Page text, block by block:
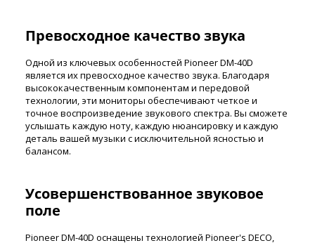
Превосходное качество звука
Одной из ключевых особенностей Pioneer DM-40D
является их превосходное качество звука. Благодаря
высококачественным компонентам и передовой
технологии, эти мониторы обеспечивают четкое и
точное воспроизведение звукового спектра. Вы сможете
услышать каждую ноту, каждую нюансировку и каждую
деталь вашей музыки с исключительной ясностью и
балансом.
Усовершенствованное звуковое
поле
Pioneer DM-40D оснащены технологией Pioneer's DECO,